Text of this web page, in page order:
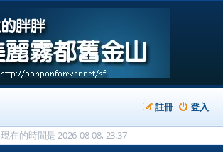
登入
註冊
現在的時間是 2026-08-08, 23:37